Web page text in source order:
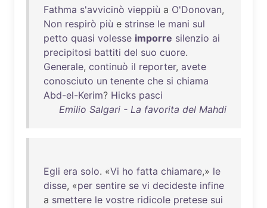
Fathma s'avvicinò vieppiù a O'Donovan,
Non respirò più e strinse le mani sul
petto quasi volesse imporre silenzio ai
precipitosi battiti del suo cuore.
Generale, continuò il reporter, avete
conosciuto un tenente che si chiama
Abd-el-Kerim? Hicks pasci
Emilio Salgari - La favorita del Mahdi
Egli era solo. «Vi ho fatta chiamare,» le
disse, «per sentire se vi decideste infine
a smettere le vostre ridicole pretese sui